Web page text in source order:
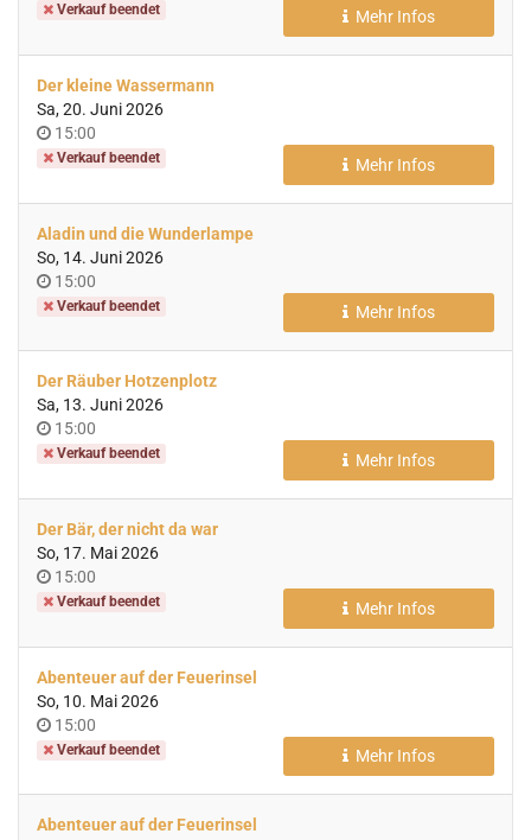
Verkauf beendet Mehr Infos
Der kleine Wassermann
Sa, 20. Juni 2026
Uhrzeit
15:00
Verkauf beendet Mehr Infos
Aladin und die Wunderlampe
So, 14. Juni 2026
Uhrzeit
15:00
Verkauf beendet Mehr Infos
Der Räuber Hotzenplotz
Sa, 13. Juni 2026
Uhrzeit
15:00
Verkauf beendet Mehr Infos
Der Bär, der nicht da war
So, 17. Mai 2026
Uhrzeit
15:00
Verkauf beendet Mehr Infos
Abenteuer auf der Feuerinsel
So, 10. Mai 2026
Uhrzeit
15:00
Verkauf beendet Mehr Infos
Abenteuer auf der Feuerinsel